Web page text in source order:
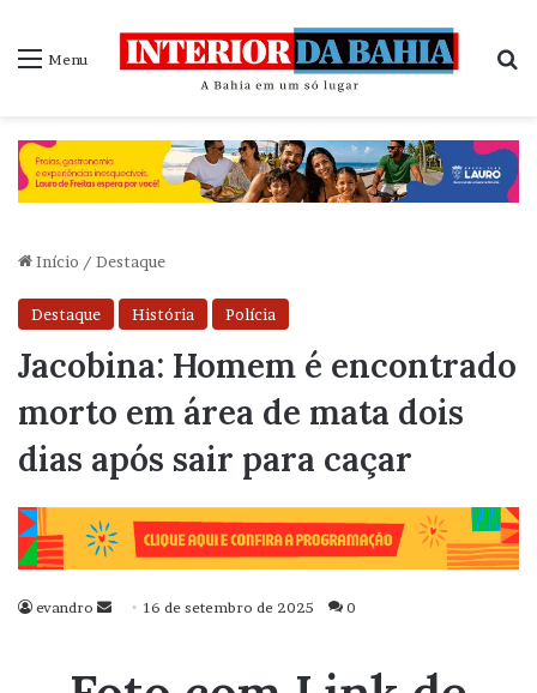
Menu
Início / Destaque
Destaque História Polícia
Jacobina: Homem é encontrado
morto em área de mata dois
dias após sair para caçar
evandro
Mande16 de setembro de 2025 0